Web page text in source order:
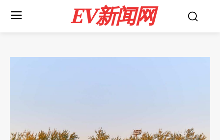
EV新闻网